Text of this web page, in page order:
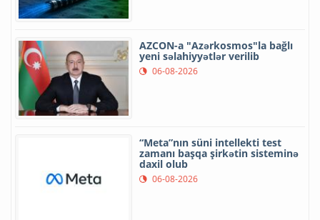
AZCON-a "Azərkosmos"la bağlı
yeni səlahiyyətlər verilib
06-08-2026
“Meta”nın süni intellekti test
zamanı başqa şirkətin sisteminə
daxil olub
06-08-2026